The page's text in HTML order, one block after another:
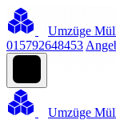
Umzüge
015792648453
Umzüge